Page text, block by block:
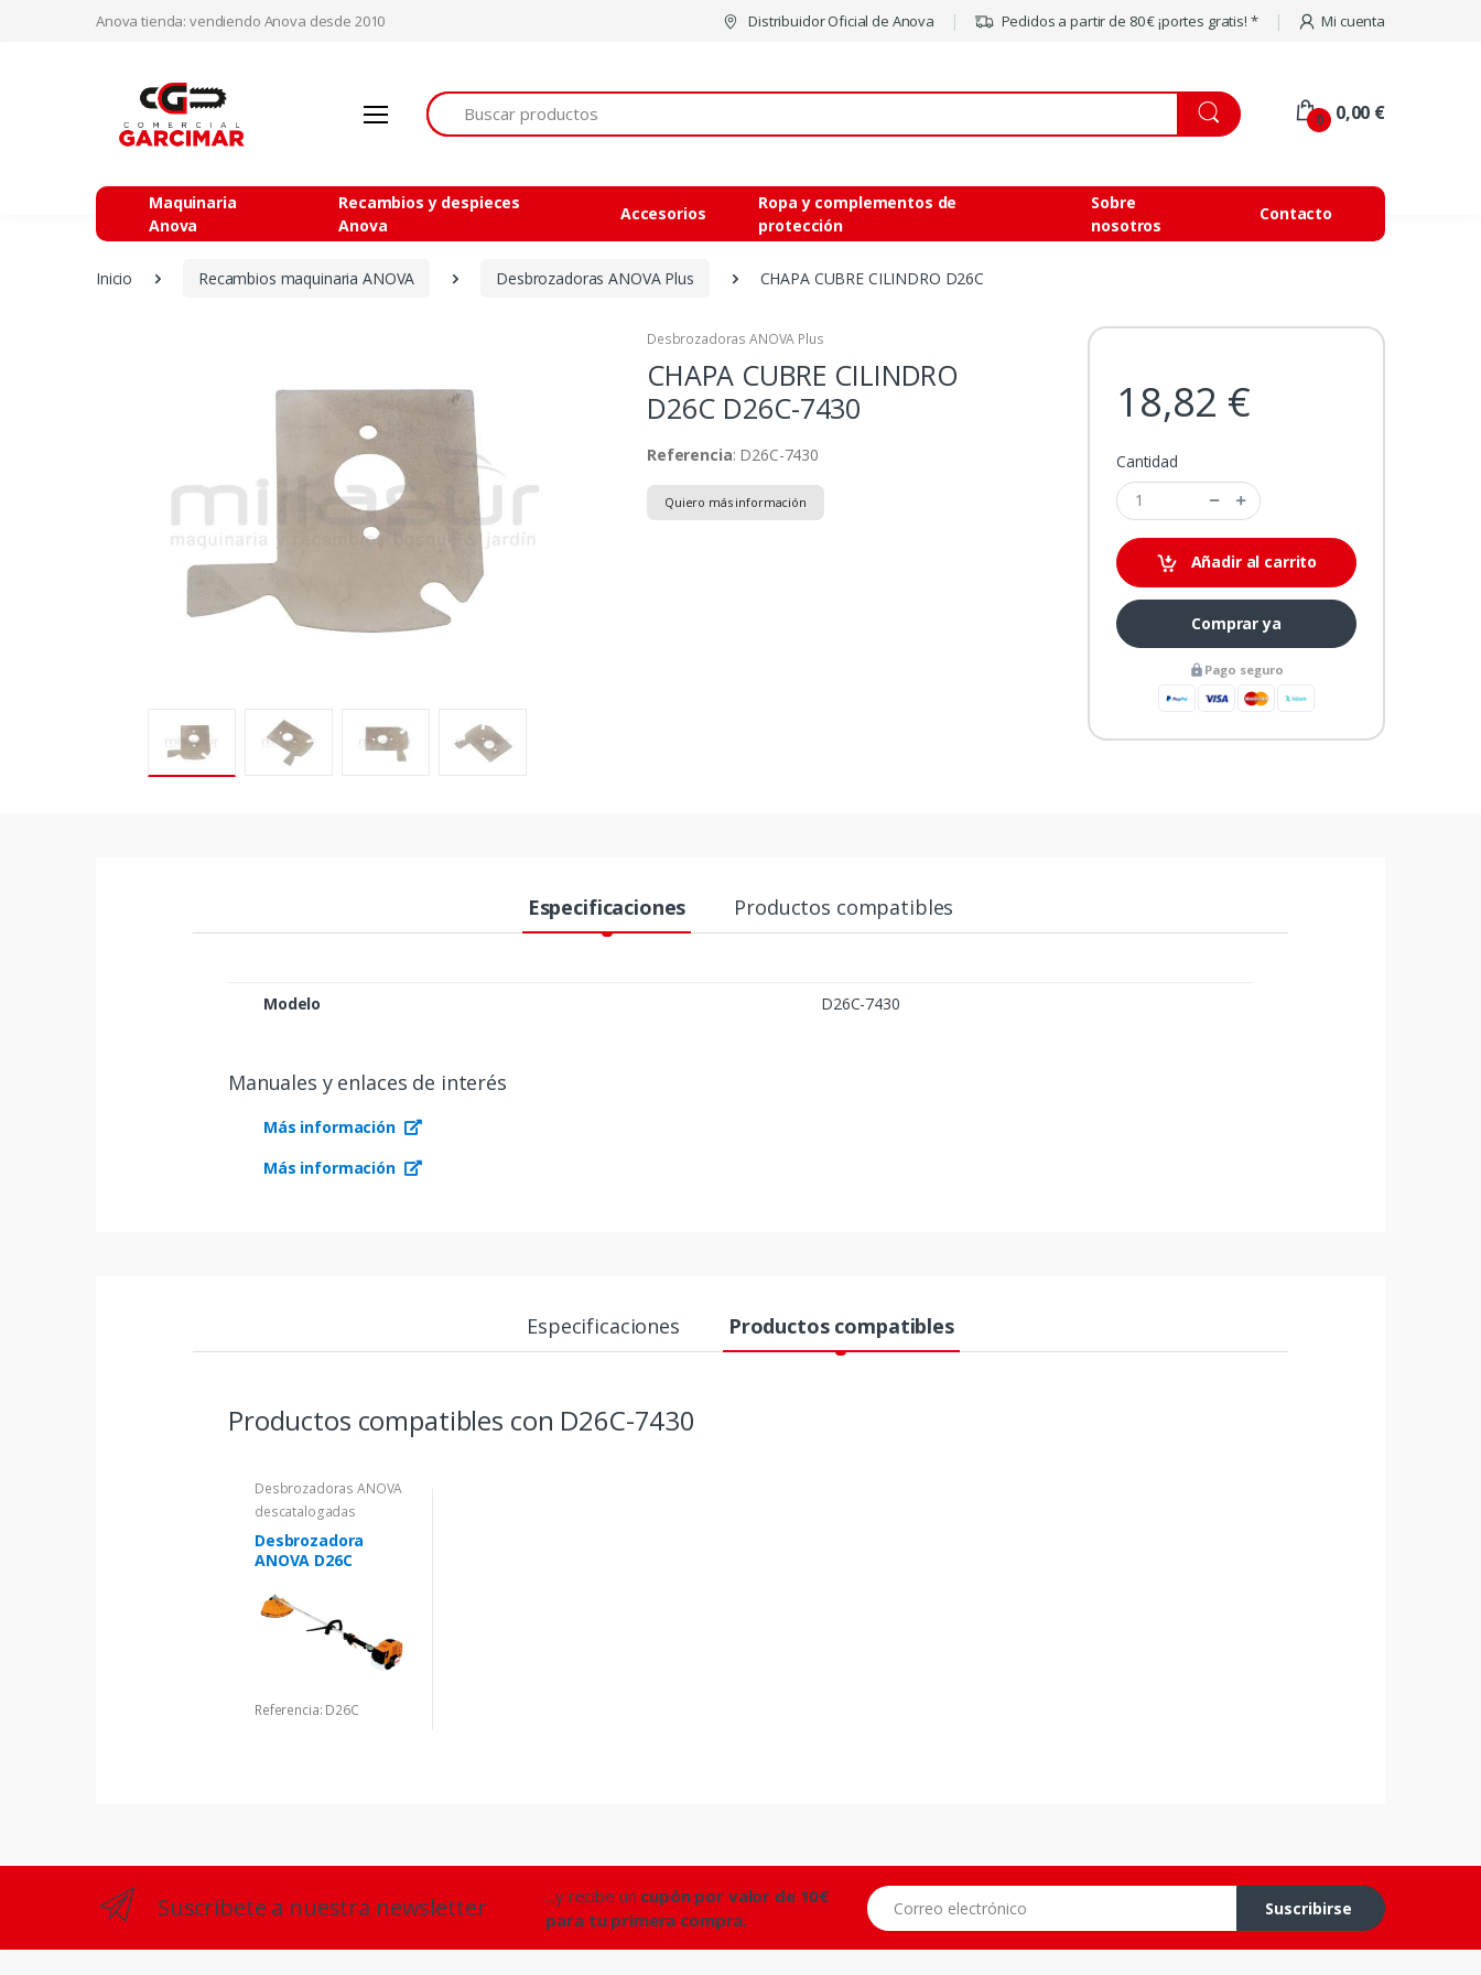
Anova tienda: vendiendo Anova desde 2010 Distribuidor Oficial de Anova Pedidos a partir de 80 € ¡portes gratis! * Mi cuenta
Buscar
0 0,00 €
Maquinaria
Anova
Recambios y despieces
Anova
Accesorios
Ropa y complementos de
protección
Sobre
nosotros
Contacto
Inicio Recambios maquinaria ANOVA Desbrozadoras ANOVA Plus CHAPA CUBRE CILINDRO D26C
Desbrozadoras ANOVA Plus
CHAPA CUBRE CILINDRO
D26C D26C-7430
Referencia: D26C-7430
Quiero más información
18,82 €
Cantidad
Añadir al carrito
Comprar ya
Pago seguro
Especificaciones Productos compatibles
Modelo D26C-7430
Manuales y enlaces de interés
Más información
Más información
Especificaciones Productos compatibles
Productos compatibles con D26C-7430
Desbrozadoras ANOVA
descatalogadas
Desbrozadora
ANOVA D26C
Referencia: D26C
Suscríbete a nuestra newsletter ...y recibe un cupón por valor de 10€
para tu primera compra.
Correo electrónico
Suscribirse